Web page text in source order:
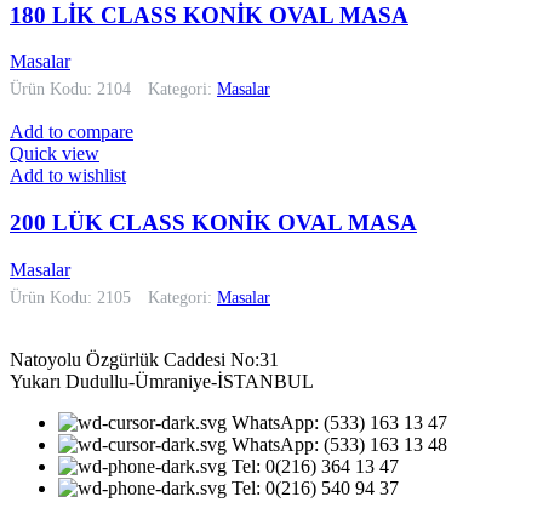
180 LİK CLASS KONİK OVAL MASA
Masalar
Ürün Kodu: 2104 Kategori: Masalar
Add to compare
Quick view
Add to wishlist
200 LÜK CLASS KONİK OVAL MASA
Masalar
Ürün Kodu: 2105 Kategori: Masalar
Natoyolu Özgürlük Caddesi No:31
Yukarı Dudullu-Ümraniye-İSTANBUL
WhatsApp: (533) 163 13 47
WhatsApp: (533) 163 13 48
Tel: 0(216) 364 13 47
Tel: 0(216) 540 94 37